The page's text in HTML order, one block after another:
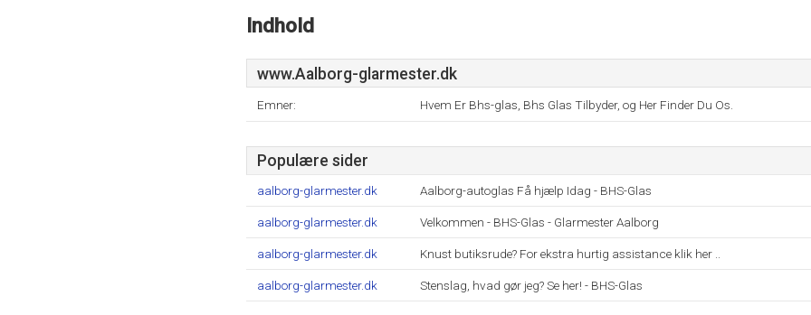
Indhold
www.Aalborg-glarmester.dk
Emner: Hvem Er Bhs-glas, Bhs Glas Tilbyder, og Her Finder Du Os.
Populære sider
aalborg-glarmester.dk Aalborg-autoglas Få hjælp Idag - BHS-Glas
aalborg-glarmester.dk Velkommen - BHS-Glas - Glarmester Aalborg
aalborg-glarmester.dk Knust butiksrude? For ekstra hurtig assistance klik her ..
aalborg-glarmester.dk Stenslag, hvad gør jeg? Se her! - BHS-Glas